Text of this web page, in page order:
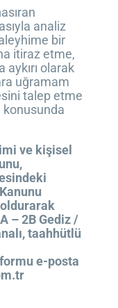
analiz
bir
itiraz etme,
olarak
uğramam
talep etme
konusunda
ve kişisel
– 2B Gediz /
taahhütlü
e-posta